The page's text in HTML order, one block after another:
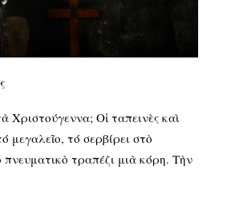
Χριστούγεννα; Οἱ ταπεινὲς καὶ
μεγαλεῖο, τό σερβίρει στὸ
πνευματικὸ τραπέζι μιὰ κόρη. Τὴν